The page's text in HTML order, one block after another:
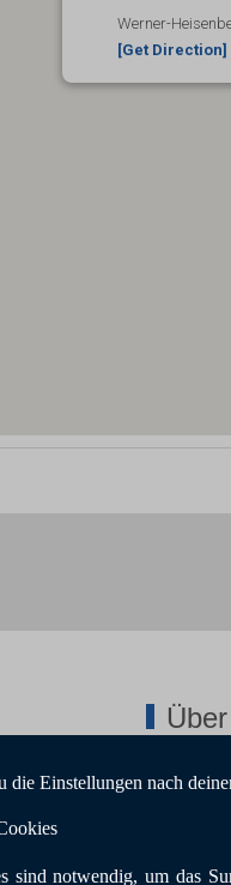
Werner-
[Get Direction]
die Einstellungen nach
sind notwendig, um das
zum